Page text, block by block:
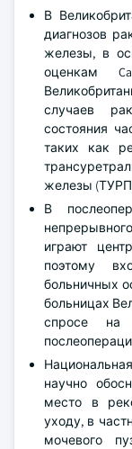
В
диагнозов
железы, в
оценкам
случаев
состояния
таких как
железы
В
играют
поэтому
больничных
больницах
спросе на
научно
место в
уходу, в
мочевого